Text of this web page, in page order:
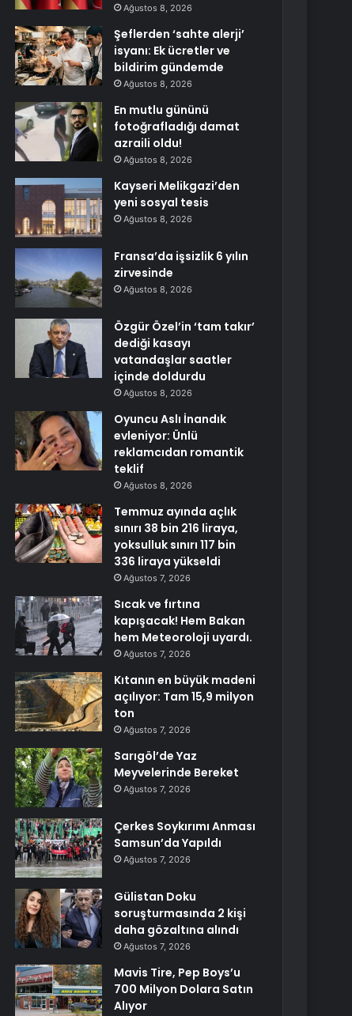
Ağustos 8, 2026
Şeflerden ‘sahte alerji’
isyanı: Ek ücretler ve
bildirim gündemde
Ağustos 8, 2026
En mutlu gününü
fotoğrafladığı damat
azraili oldu!
Ağustos 8, 2026
Kayseri Melikgazi’den
yeni sosyal tesis
Ağustos 8, 2026
Fransa’da işsizlik 6 yılın
zirvesinde
Ağustos 8, 2026
Özgür Özel’in ‘tam takır’
dediği kasayı
vatandaşlar saatler
içinde doldurdu
Ağustos 8, 2026
Oyuncu Aslı İnandık
evleniyor: Ünlü
reklamcıdan romantik
teklif
Ağustos 8, 2026
Temmuz ayında açlık
sınırı 38 bin 216 liraya,
yoksulluk sınırı 117 bin
336 liraya yükseldi
Ağustos 7, 2026
Sıcak ve fırtına
kapışacak! Hem Bakan
hem Meteoroloji uyardı.
Ağustos 7, 2026
Kıtanın en büyük madeni
açılıyor: Tam 15,9 milyon
ton
Ağustos 7, 2026
Sarıgöl’de Yaz
Meyvelerinde Bereket
Ağustos 7, 2026
Çerkes Soykırımı Anması
Samsun’da Yapıldı
Ağustos 7, 2026
Gülistan Doku
soruşturmasında 2 kişi
daha gözaltına alındı
Ağustos 7, 2026
Mavis Tire, Pep Boys’u
700 Milyon Dolara Satın
Alıyor